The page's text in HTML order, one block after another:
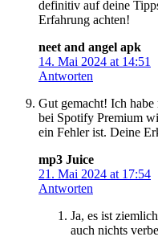
definitiv auf deine
Erfahrung achten!
neet and angel apk
14. Mai 2024 at 14:51
Antworten
Gut gemacht! Ich
bei Spotify Premium
ein Fehler ist. Deine
mp3 Juice
21. Mai 2024 at 17:54
Antworten
Ja, es ist
auch nichts